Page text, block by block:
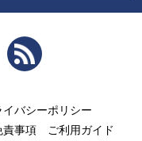
イバシーポリシー
責事項 ご利用ガイド